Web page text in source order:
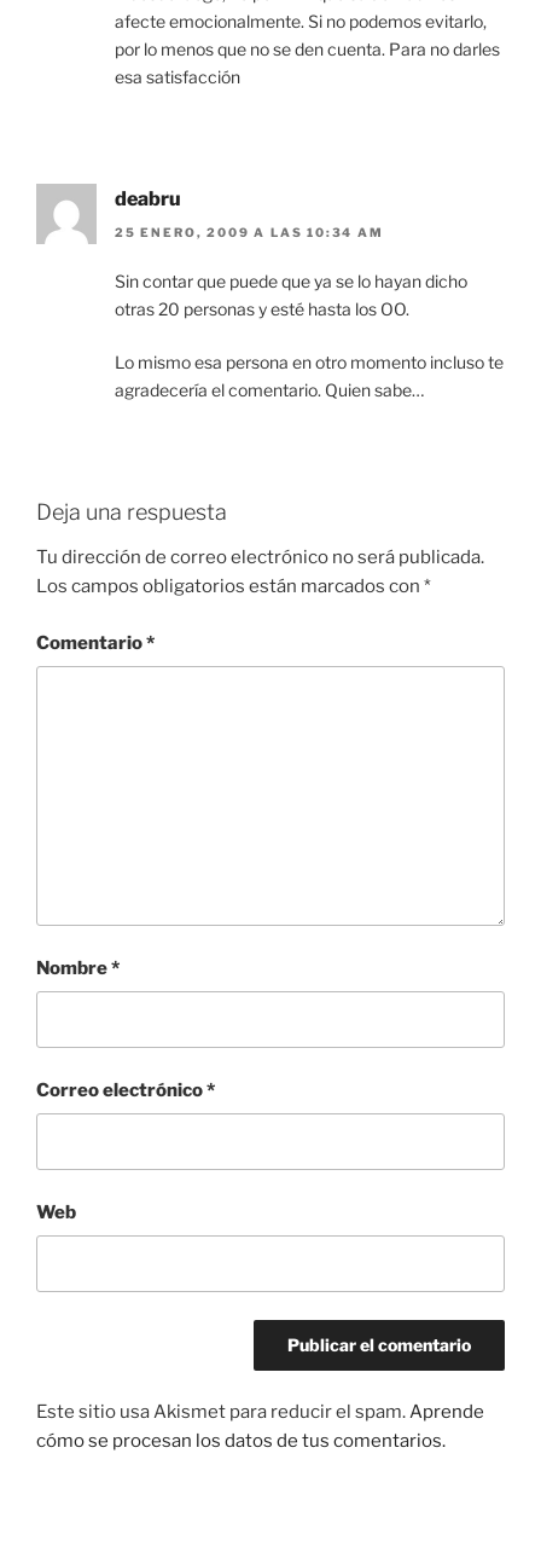
afecte emocionalmente. Si no podemos evitarlo,
por lo menos que no se den cuenta. Para no darles
esa satisfacción
deabru
25 ENERO, 2009 A LAS 10:34 AM
Sin contar que puede que ya se lo hayan dicho
otras 20 personas y esté hasta los OO.
Lo mismo esa persona en otro momento incluso te
agradecería el comentario. Quien sabe…
Deja una respuesta
Tu dirección de correo electrónico no será publicada.
Los campos obligatorios están marcados con *
Comentario*
Nombre*
Correo electrónico*
Web
Este sitio usa Akismet para reducir el spam.Aprende
cómo se procesan los datos de tus comentarios.